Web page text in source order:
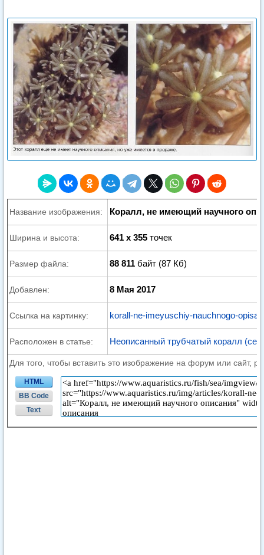
Название изображения: Коралл, не имеющий научного
Ширина и высота: 641 x 355 точек
Размер файла: 88 811 байт (87 Кб)
Добавлен: 8 Мая 2017
Ссылка на картинку: korall-ne-imeyuschiy-nauchnogo-
Расположен в статье: Неописанный трубчатый коралл
Для того, чтобы вставить это изображение на форум или сайт,
HTML
BB Code
Text